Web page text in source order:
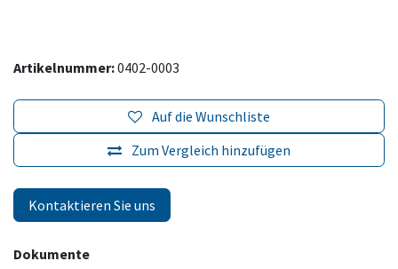
Artikelnummer:0402-0003
Zum Vergleich hinzufügen
Auf die Wunschliste
Kontaktieren Sie uns
Dokumente